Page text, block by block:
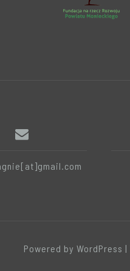
Powered by WordPress |